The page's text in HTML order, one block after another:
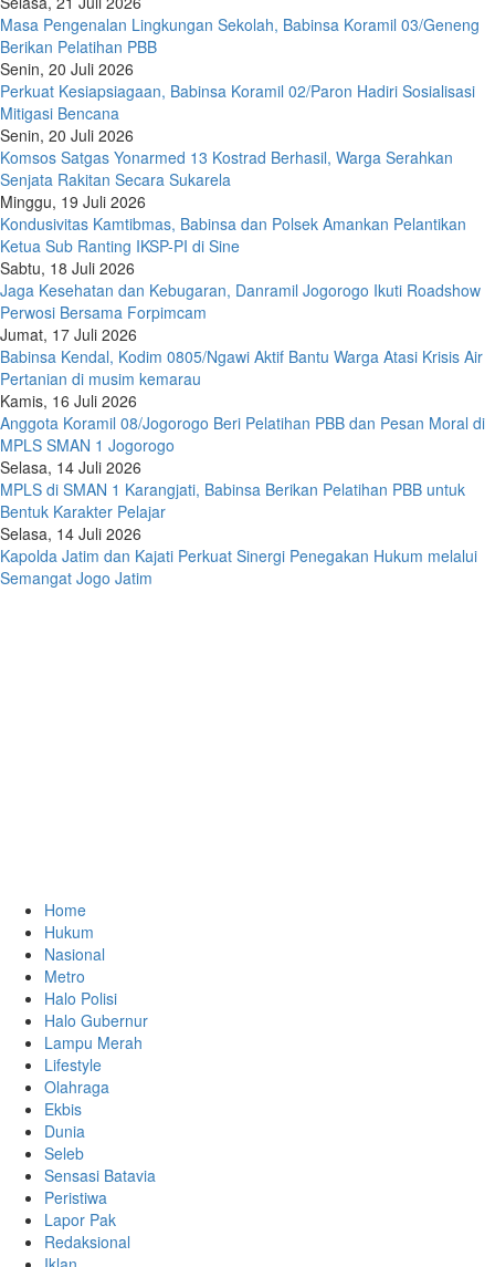
Masa Pengenalan Lingkungan Sekolah, Babinsa Koramil 03/Geneng
Berikan Pelatihan PBB
Senin, 20 Juli 2026
Perkuat Kesiapsiagaan, Babinsa Koramil 02/Paron Hadiri Sosialisasi
Mitigasi Bencana
Senin, 20 Juli 2026
Komsos Satgas Yonarmed 13 Kostrad Berhasil, Warga Serahkan
Senjata Rakitan Secara Sukarela
Minggu, 19 Juli 2026
Kondusivitas Kamtibmas, Babinsa dan Polsek Amankan Pelantikan
Ketua Sub Ranting IKSP-PI di Sine
Sabtu, 18 Juli 2026
Jaga Kesehatan dan Kebugaran, Danramil Jogorogo Ikuti Roadshow
Perwosi Bersama Forpimcam
Jumat, 17 Juli 2026
Babinsa Kendal, Kodim 0805/Ngawi Aktif Bantu Warga Atasi Krisis Air
Pertanian di musim kemarau
Kamis, 16 Juli 2026
Anggota Koramil 08/Jogorogo Beri Pelatihan PBB dan Pesan Moral di
MPLS SMAN 1 Jogorogo
Selasa, 14 Juli 2026
MPLS di SMAN 1 Karangjati, Babinsa Berikan Pelatihan PBB untuk
Bentuk Karakter Pelajar
Selasa, 14 Juli 2026
Kapolda Jatim dan Kajati Perkuat Sinergi Penegakan Hukum melalui
Semangat Jogo Jatim
Home
Hukum
Nasional
Metro
Halo Polisi
Halo Gubernur
Lampu Merah
Lifestyle
Olahraga
Ekbis
Dunia
Seleb
Sensasi Batavia
Peristiwa
Lapor Pak
Redaksional